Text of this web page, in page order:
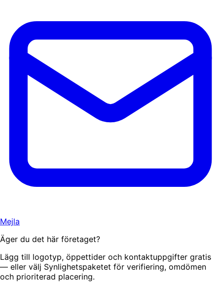
Mejla
Äger du det här företaget?
Lägg till logotyp, öppettider och kontaktuppgifter gratis
— eller välj Synlighetspaketet för verifiering, omdömen
och prioriterad placering.